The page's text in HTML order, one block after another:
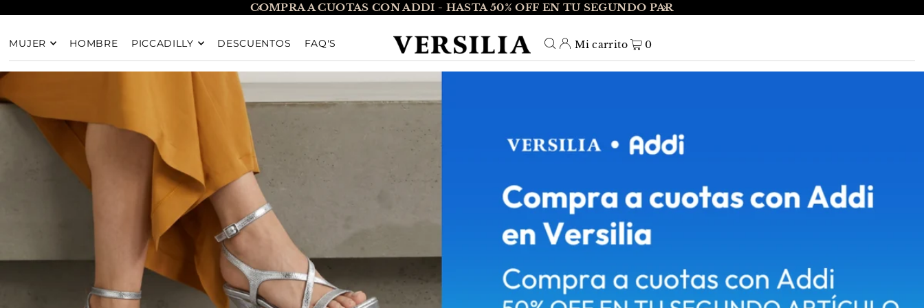
TRANSLATION MISSING: ES.ACCESSIBILITY.SKIP_TO_TEXT
COMPRA A CUOTAS CON ADDI - HASTA 50% OFF EN TU SEGUNDO PAR
MUJER HOMBRE PICCADILLY DESCUENTOS FAQ'S Mi carrito 0